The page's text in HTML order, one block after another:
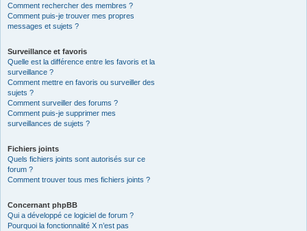
Comment rechercher des membres ?
Comment puis-je trouver mes propres
messages et sujets ?
Surveillance et favoris
Quelle est la différence entre les favoris et la
surveillance ?
Comment mettre en favoris ou surveiller des
sujets ?
Comment surveiller des forums ?
Comment puis-je supprimer mes
surveillances de sujets ?
Fichiers joints
Quels fichiers joints sont autorisés sur ce
forum ?
Comment trouver tous mes fichiers joints ?
Concernant phpBB
Qui a développé ce logiciel de forum ?
Pourquoi la fonctionnalité X n’est pas